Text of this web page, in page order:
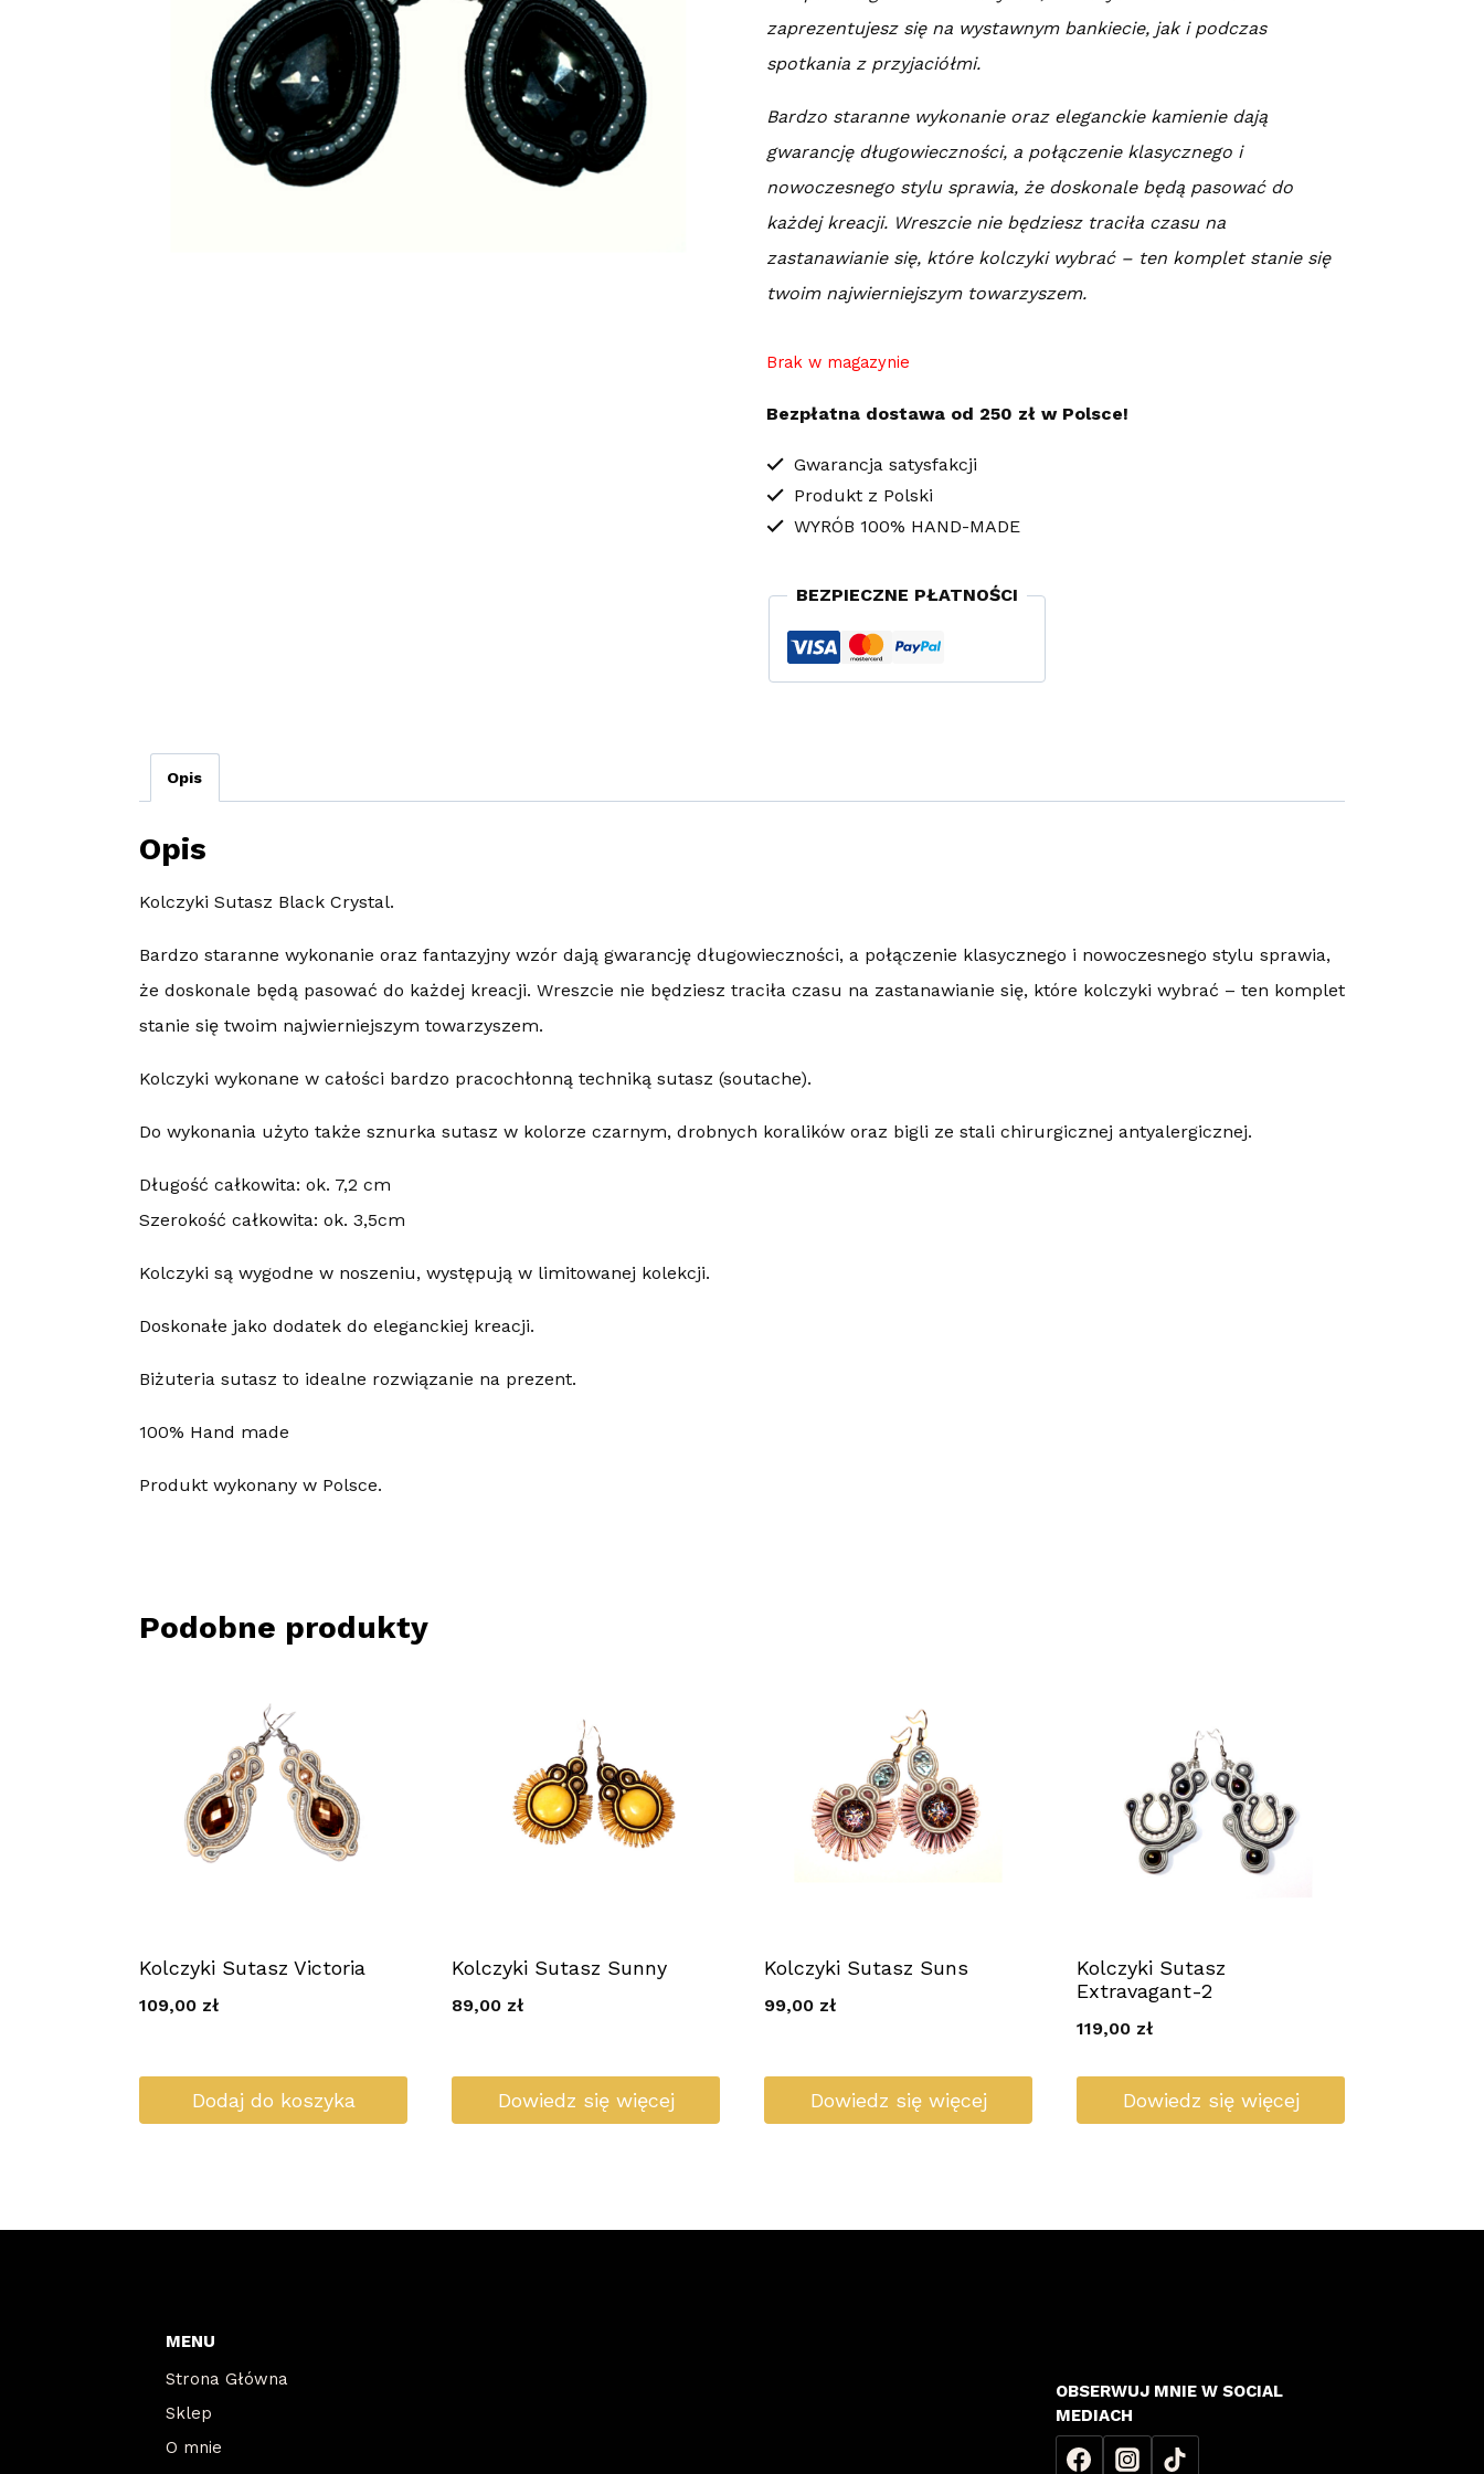
zaprezentujesz się na wystawnym bankiecie, jak i podczas
spotkania z przyjaciółmi.
Bardzo staranne wykonanie oraz eleganckie kamienie dają
gwarancję długowieczności, a połączenie klasycznego i
nowoczesnego stylu sprawia, że doskonale będą pasować do
każdej kreacji. Wreszcie nie będziesz traciła czasu na
zastanawianie się, które kolczyki wybrać – ten komplet stanie się
twoim najwierniejszym towarzyszem.
Brak w magazynie
Bezpłatna dostawa od 250 zł w Polsce!
Gwarancja satysfakcji
Produkt z Polski
WYRÓB 100% HAND-MADE
BEZPIECZNE PŁATNOŚCI
Opis
Opis
Kolczyki Sutasz Black Crystal.
Bardzo staranne wykonanie oraz fantazyjny wzór dają gwarancję długowieczności, a połączenie klasycznego i nowoczesnego stylu sprawia,
że doskonale będą pasować do każdej kreacji. Wreszcie nie będziesz traciła czasu na zastanawianie się, które kolczyki wybrać – ten komplet
stanie się twoim najwierniejszym towarzyszem.
Kolczyki wykonane w całości bardzo pracochłonną techniką sutasz (soutache).
Do wykonania użyto także sznurka sutasz w kolorze czarnym, drobnych koralików oraz bigli ze stali chirurgicznej antyalergicznej.
Długość całkowita: ok. 7,2 cm
Szerokość całkowita: ok. 3,5cm
Kolczyki są wygodne w noszeniu, występują w limitowanej kolekcji.
Doskonałe jako dodatek do eleganckiej kreacji.
Biżuteria sutasz to idealne rozwiązanie na prezent.
100% Hand made
Produkt wykonany w Polsce.
Podobne produkty
Kolczyki Sutasz Victoria
109,00 zł
Dodaj do koszyka
Kolczyki Sutasz Sunny
89,00 zł
Dowiedz się więcej
Kolczyki Sutasz Suns
99,00 zł
Dowiedz się więcej
Kolczyki Sutasz
Extravagant-2
119,00 zł
Dowiedz się więcej
MENU
Strona Główna
Sklep
O mnie
OBSERWUJ MNIE W SOCIAL
MEDIACH